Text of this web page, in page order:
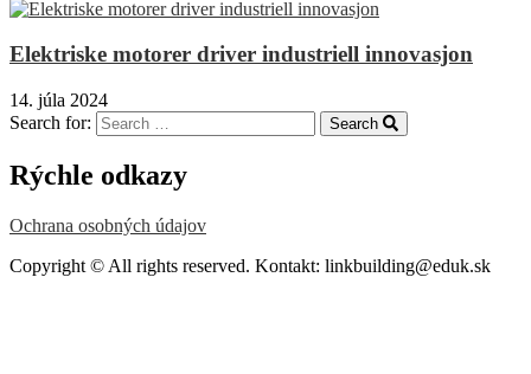
Elektriske motorer driver industriell innovasjon
14. júla 2024
Search for:
Search
Rýchle odkazy
Ochrana osobných údajov
Copyright © All rights reserved. Kontakt: linkbuilding@eduk.sk